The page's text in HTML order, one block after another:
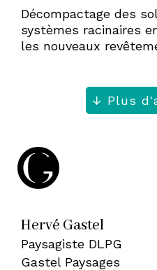
Décompactage des
systèmes racinaires
les nouveaux
Plus
Hervé Gastel
Paysagiste DLPG
Gastel Paysages